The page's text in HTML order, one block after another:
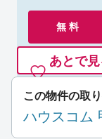
無 料
あとで見
この物件の取
ハウスコム